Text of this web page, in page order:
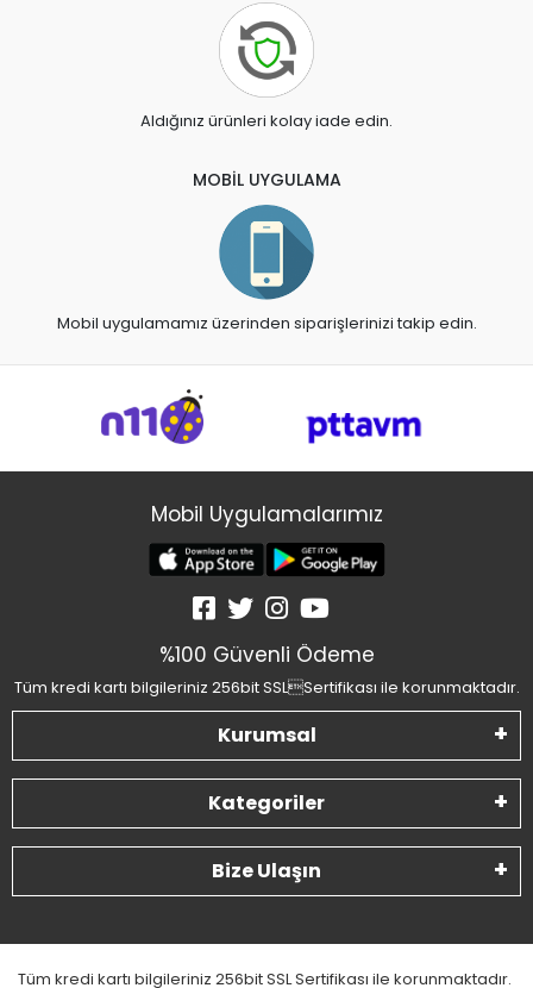
Aldığınız ürünleri kolay iade edin.
MOBİL UYGULAMA
Mobil uygulamamız üzerinden siparişlerinizi takip edin.
Mobil Uygulamalarımız
%100 Güvenli Ödeme
Tüm kredi kartı bilgileriniz 256bit SSLSertifikası ile korunmaktadır.
Kurumsal
Kategoriler
Bize Ulaşın
Tüm kredi kartı bilgileriniz 256bit SSL Sertifikası ile korunmaktadır.